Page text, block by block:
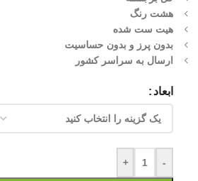
هشت رنگ
هیت ست شده
بدون پرز و بدون حساسیت
ارسال به سراسر کشور
ابعاد
-
+